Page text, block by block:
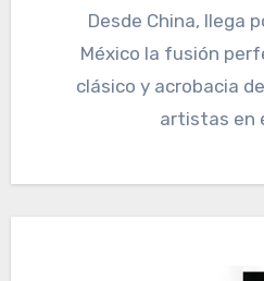
Desde China, llega por primera vez a
México la fusión
clásico y acrobacia
artistas en